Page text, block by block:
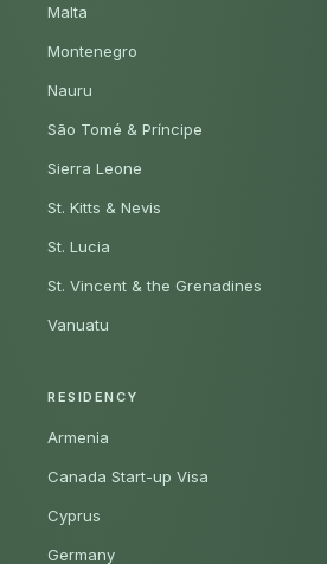
Malta
Montenegro
Nauru
São Tomé & Príncipe
Sierra Leone
St. Kitts & Nevis
St. Lucia
St. Vincent & the Grenadines
Vanuatu
RESIDENCY
Armenia
Canada Start-up Visa
Cyprus
Germany